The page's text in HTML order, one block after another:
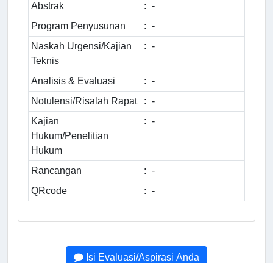
Abstrak
: -
Program Penyusunan
: -
Naskah Urgensi/Kajian
Teknis
: -
Analisis & Evaluasi : -
Notulensi/Risalah Rapat
: -
Kajian
Hukum/Penelitian
Hukum
: -
Rancangan : -
QRcode
: -
Isi Evaluasi/Aspirasi Anda